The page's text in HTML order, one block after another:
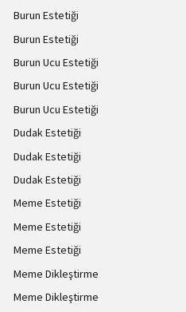
Burun Estetiği
Burun Estetiği
Burun Ucu Estetiği
Burun Ucu Estetiği
Burun Ucu Estetiği
Dudak Estetiği
Dudak Estetiği
Dudak Estetiği
Meme Estetiği
Meme Estetiği
Meme Estetiği
Meme Dikleştirme
Meme Dikleştirme